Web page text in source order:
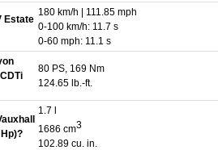
Estate
180 km/h | 111.85 mph
0-100 km/h: 11.7 s
0-60 mph: 11.1 s
80 PS, 169 Nm
124.65 lb.-ft.
1.7 l
1686 cm3
102.89 cu. in.